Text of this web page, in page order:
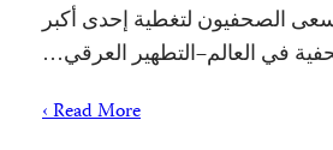
الصحفيون لتغطية إحدى أكبر
في العالم–التطهير العرقي…
Read More ›